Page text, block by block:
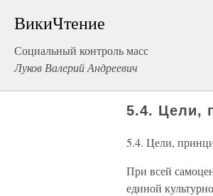
ВикиЧтение
Социальный контроль масс
Луков Валерий Андреевич
5.4. Цели,
5.4. Цели,
При всей
единой